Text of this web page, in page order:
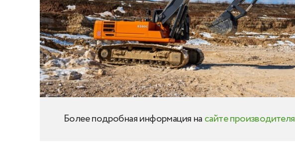
Более подробная информация на сайте производителя